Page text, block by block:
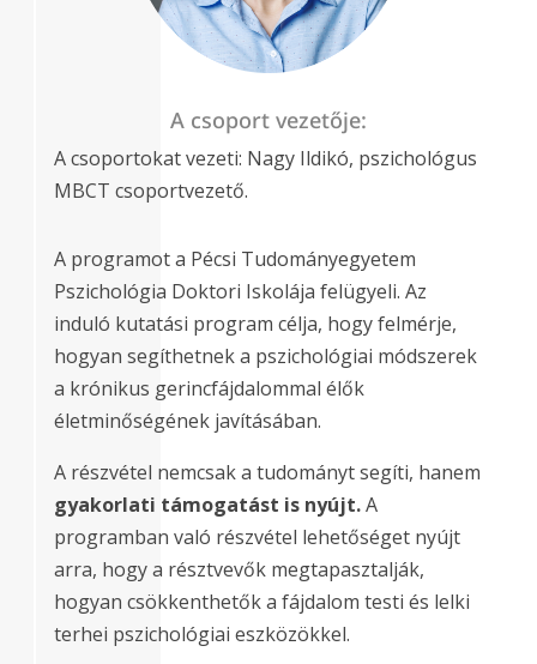
A csoport vezetője:
A csoportokat vezeti: Nagy Ildikó, pszichológus
MBCT csoportvezető.
A programot a Pécsi Tudományegyetem
Pszichológia Doktori Iskolája felügyeli. Az
induló kutatási program célja, hogy felmérje,
hogyan segíthetnek a pszichológiai módszerek
a krónikus gerincfájdalommal élők
életminőségének javításában.
A részvétel nemcsak a tudományt segíti, hanem
gyakorlati támogatást is nyújt.A
programban való részvétel lehetőséget nyújt
arra, hogy a résztvevők megtapasztalják,
hogyan csökkenthetők a fájdalom testi és lelki
terhei pszichológiai eszközökkel.